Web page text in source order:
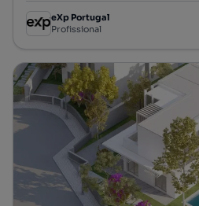
eXp Portugal
Profissional